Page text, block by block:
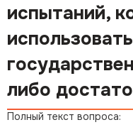
испытаний,
либо
Полный текст вопроса: